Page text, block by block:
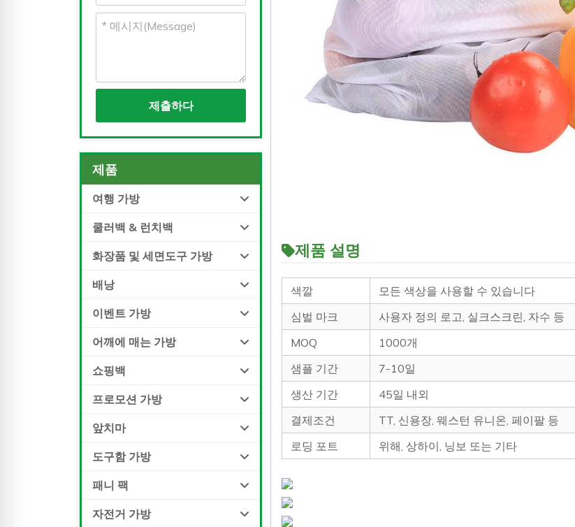
제출하다
제품
여행 가방
쿨러백 & 런치백
화장품 및 세면도구 가방
배낭
이벤트 가방
어깨에 매는 가방
쇼핑백
프로모션 가방
앞치마
도구함 가방
패니 팩
자전거 가방
제품 설명
색깔
모든 색상을 사용할 수 있습니다
심벌 마크
사용자 정의 로고, 실크스크린, 자수 등
MOQ
1000개
샘플 기간
7-10일
생산 기간
45일 내외
결제조건
TT, 신용장, 웨스턴 유니온, 페이팔 등
로딩 포트
위해, 상하이, 닝보 또는 기타